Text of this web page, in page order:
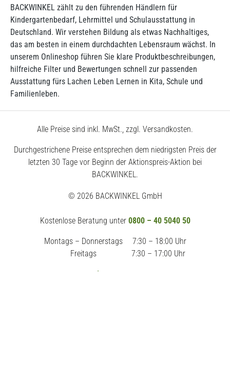
BACKWINKEL zählt zu den führenden Händlern für
Kindergartenbedarf, Lehrmittel und Schulausstattung in
Deutschland. Wir verstehen Bildung als etwas Nachhaltiges,
das am besten in einem durchdachten Lebensraum wächst. In
unserem Onlineshop führen Sie klare Produktbeschreibungen,
hilfreiche Filter und Bewertungen schnell zur passenden
Ausstattung fürs Lachen Leben Lernen in Kita, Schule und
Familienleben.
Alle Preise sind inkl. MwSt., zzgl. Versandkosten.
Durchgestrichene Preise entsprechen dem niedrigsten Preis der
letzten 30 Tage vor Beginn der Aktionspreis-Aktion bei
BACKWINKEL.
© 2026 BACKWINKEL GmbH
Kostenlose Beratung unter 0800 – 40 5040 50
Montags – Donnerstags
7:30 – 18:00 Uhr
Freitags
7:30 – 17:00 Uhr
Impressum